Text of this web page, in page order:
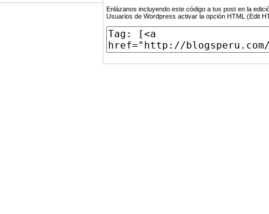
Enlázanos incluyendo este código a tus post en la
Usuarios de Wordpress activar la opción HTML (Edit